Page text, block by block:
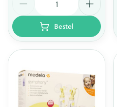
Bestel